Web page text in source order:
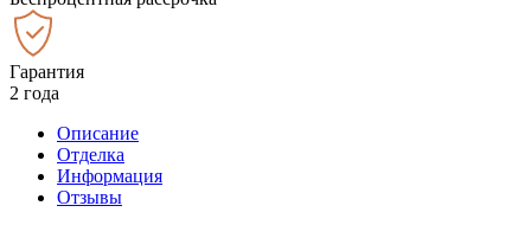
Гарантия
2 года
Описание
Отделка
Информация
Отзывы